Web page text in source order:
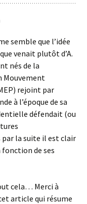
semble que l’idée
venait plutôt d’A.
nés de la
Mouvement
rejoint par
à l’époque de sa
défendait (ou
par la suite il est clair
fonction de ses
cela… Merci à
article qui résume